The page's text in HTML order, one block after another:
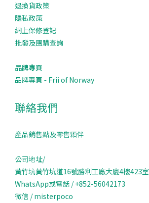
退換貨政策
隱私政策
網上保修登記
批發及團購查詢
品牌專頁
品牌專頁 - Frii of Norway
聯絡我們
產品銷售點及零售顆伴
公司地址/
黃竹坑黃竹坑道16號勝利工廠大廈4樓423室
WhatsApp或電話 / +852-56042173
微信 / misterpoco